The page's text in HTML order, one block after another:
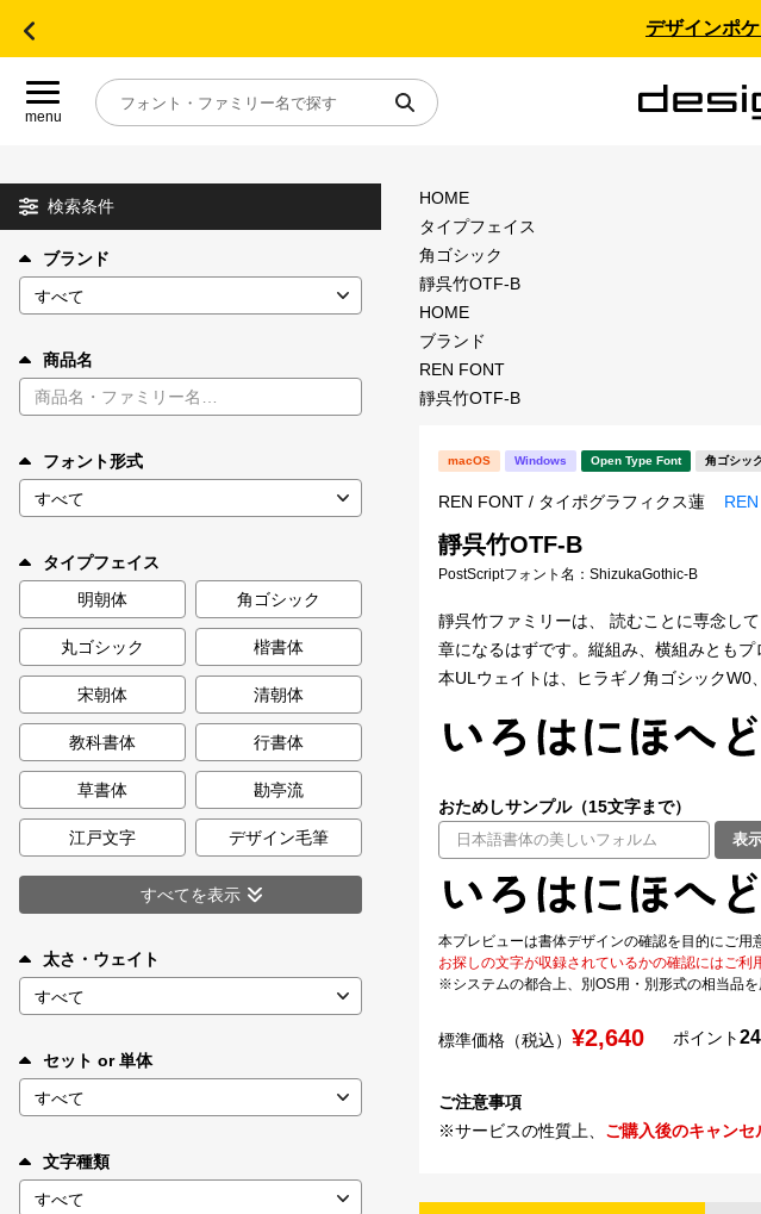
デザインポ
menu
目的別フォントガイド
特集
年間ライセンス商品
キャンペーン一覧
カート 0
マイページ
お気に入り
ご利用ガイド
お問い合わせ
検索条件
ブランド
商品名
フォント形式
タイプフェイス
明朝体
角ゴシック
丸ゴシック 楷書体
宋朝体 清朝体
教科書体 行書体
草書体 勘亭流
江戸文字 デザイン毛筆
すべてを表示
太さ・ウェイト
セット or 単体
文字種類
HOME
タイプフェイス
角ゴシック
靜呉竹OTF-B
HOME
ブランド
REN FONT
靜呉竹OTF-B
macOS Windows Open Type Font 角ゴシッ
REN FONT / タイポグラフィクス蓮
靜呉竹OTF-B
PostScriptフォント名： ShizukaGothic-B
靜呉竹ファミリーは、 読むことに専念し
章になるはずです。縦組み、横組みとも
本ULウェイトは、ヒラギノ角ゴシックW0
おためしサンプル（15文字まで）
表
本プレビューは書体デザインの確認を目的にご用
お探しの文字が収録されているかの確認にはご利
※システムの都合上、別OS用・別形式の相当品
標準価格（税込） ¥2,640 ポイント
ご注意事項
※サービスの性質上、 ご購入後のキャンセ